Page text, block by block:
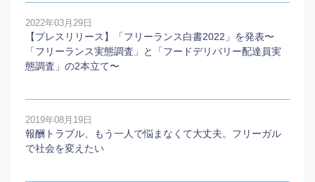
2022年03月29日
【プレスリリース】「フリーランス白書2022」を発表〜
「フリーランス実態調査」と「フードデリバリー配達員実
態調査」の2本⽴て〜
2019年08月19日
報酬トラブル、もう一人で悩まなくて大丈夫。フリーガル
で社会を変えたい